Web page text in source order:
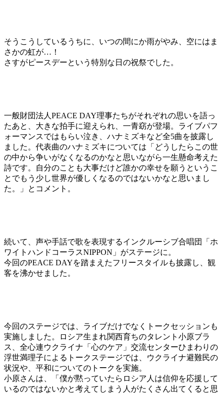
そうこうしているうちに、いつの間にか雨がやみ、空にはま
さかの虹が…！
さすがピースデーという特別な日の祝祭でした。
一般財団法人PEACE DAY理事たちがそれぞれの思いを語っ
たあと、大きな拍手に迎えられ、一青窈が登場。ライブパフ
ォーマンスではもらい泣き、ハナミズキなど全5曲を披露し
ました。代表曲のハナミズキについては「どうしたらこの世
の中から争いがなくなるのかなと思いながら一生懸命考えた
詩です。自分のことも大事だけど誰かの幸せを願うというこ
とでもう少し世界が優しくなるのではないかなと思いまし
た。」とコメント。
続いて、声や手話で歌を表現するインクルーシブ合唱団「ホ
ワイトハンドコーラスNIPPON」がステージに。
今回のPEACE DAYを踏まえたフリースタイルも披露し、観
客を沸かせました。
今回のステージでは、ライブだけでなくトークセッションも
実施しました。ロシア生まれ関⻄育ちのタレント小原ブラ
ス、全心連ウクライナ「心のケア」交流センターひまわりの
浮世満理子によるトークステージでは、ウクライナ避難⺠の
状況や、平和についてのトークを実施。
小原さんは、「僕が黙っていたらロシア人は信仰を応援して
いるのではないかと考えてしまう人がたくさん出てくると思